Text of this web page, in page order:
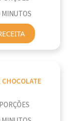
MINUTOS
CHOCOLATE